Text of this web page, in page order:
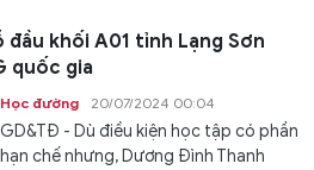
đầu khối A01 tỉnh Lạng Sơn
quốc gia
Học đường 20/07/2024 00:04
GD&TĐ - Dù điều kiện học tập có phần
hạn chế nhưng, Dương Đình Thanh